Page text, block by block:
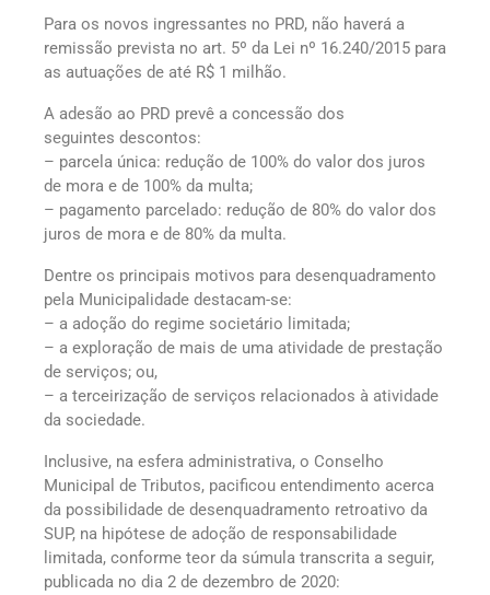
Para os novos ingressantes no PRD, não haverá a
remissão prevista no art. 5º da Lei nº 16.240/2015 para
as autuações de até R$ 1 milhão.
A adesão ao PRD prevê a concessão dos
seguintes descontos:
– parcela única: redução de 100% do valor dos juros
de mora e de 100% da multa;
– pagamento parcelado: redução de 80% do valor dos
juros de mora e de 80% da multa.
Dentre os principais motivos para desenquadramento
pela Municipalidade destacam-se:
– a adoção do regime societário limitada;
– a exploração de mais de uma atividade de prestação
de serviços; ou,
– a terceirização de serviços relacionados à atividade
da sociedade.
Inclusive, na esfera administrativa, o Conselho
Municipal de Tributos, pacificou entendimento acerca
da possibilidade de desenquadramento retroativo da
SUP, na hipótese de adoção de responsabilidade
limitada, conforme teor da súmula transcrita a seguir,
publicada no dia 2 de dezembro de 2020: